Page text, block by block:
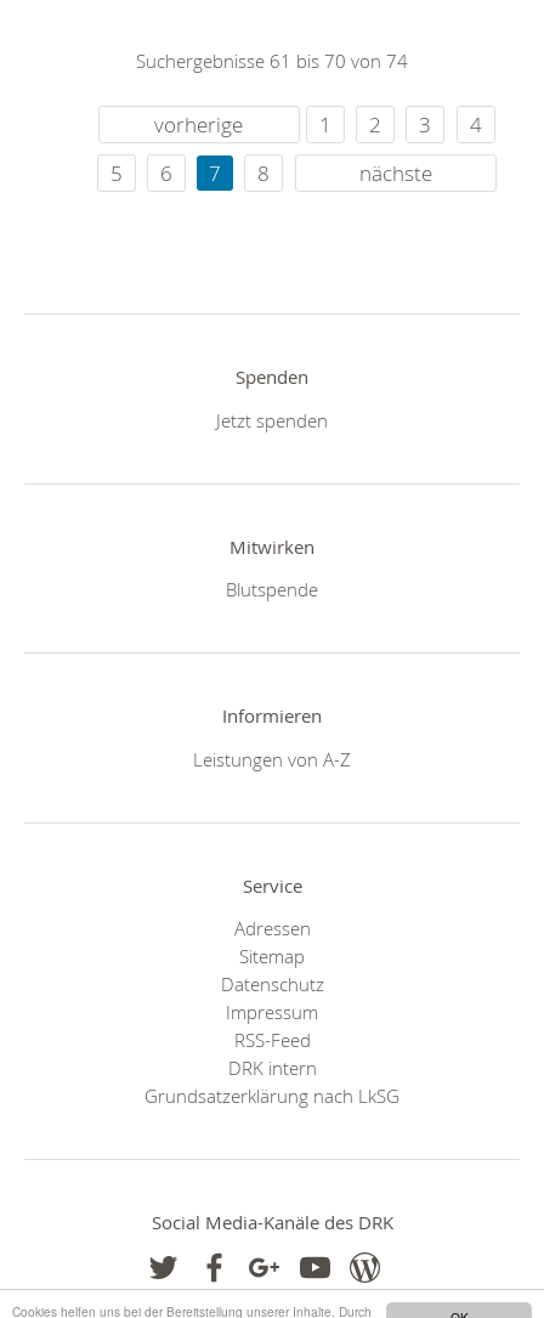
Cookies helfen uns bei der Bereitstellung unserer Inhalte. Durch
Suchergebnisse 61 bis 70 von 74
vorherige 1 2 3
4
5
6 7 8 nächste
Spenden
Jetzt spenden
Mitwirken
Blutspende
Informieren
Leistungen von A-Z
Service
Adressen
Sitemap
Datenschutz
Impressum
RSS-Feed
DRK intern
Grundsatzerklärung nach LkSG
Social Media-Kanäle des DRK